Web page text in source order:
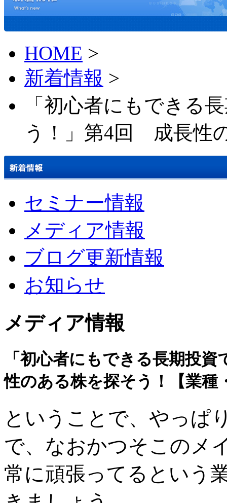
HOME >
新着情報 >
「初心者にもできる
う！」第4回 成長性
セミナー情報
メディア情報
ブログ更新情報
お知らせ
メディア情報
「初心者にもできる長期投
性のある株を探そう！【業
ということで、やっぱ
で、なおかつそこのメ
常に頑張ってるという